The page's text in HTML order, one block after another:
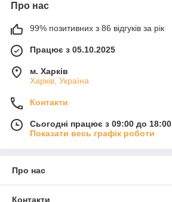
Про нас
99% позитивних з 86 відгуків за рік
Працює з 05.10.2025
м. Харків
Харків, Україна
Контакти
Сьогодні працює з 09:00 до 18:00
Показати весь графік роботи
Про нас
Контакти